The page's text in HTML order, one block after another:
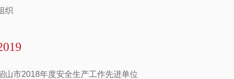
织
山市2018年度安全生产工作先进单位